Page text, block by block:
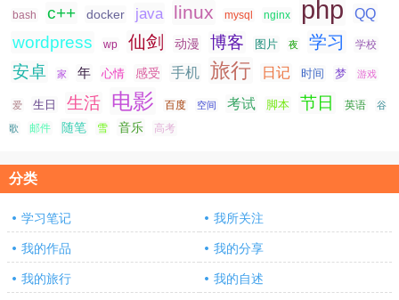
bash c++ docker java linux mysql nginx php QQ
wordpress wp 仙剑 动漫 博客 图片 夜 学习 学校
安卓 家 年 心情 感受 手机 旅行 日记 时间 梦 游戏
爱 生日 生活 电影 百度 空间 考试 脚本 节日 英语 谷
歌 邮件 随笔 雪 音乐 高考
分类
学习笔记 我所关注
我的作品 我的分享
我的旅行 我的自述